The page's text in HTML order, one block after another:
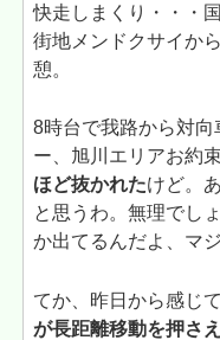
快走しまくり・・・
街地メンドクサイか
憩。
8時台で我路から対向
ー、旭川エリアお約
ほど抜かれたけど。
と思うわ。無理でし
か出てるんだよ、マ
てか、昨日から感じ
が長距離移動を押さ